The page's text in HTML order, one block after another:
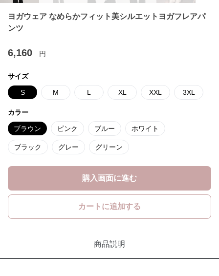
ヨガウェア なめらかフィット美シルエットヨガフレアパ
ンツ
6,160 円
サイズ
S M L XL XXL 3XL
カラー
ブラウン ピンク ブルー ホワイト
ブラック グレー グリーン
購入画面に進む
カートに追加する
商品説明